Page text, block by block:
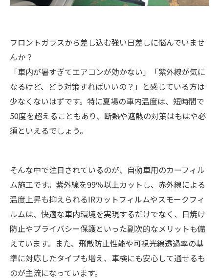
フロントガラスから差し込む強い日差しに悩んでいませ
んか？
「車内が暑すぎてエアコンが効かない」「紫外線が気に
なるけど、どう対策すればいいの？」と感じている方は
少なくないはずです。特に夏場の車内温度は、短時間で
50度を超えることもあり、断熱や遮熱の対策はもはや必
須といえるでしょう。
そんな中で注目されているのが、自動車用のカーフィル
ム施工です。紫外線を99％以上カットし、赤外線による
温度上昇も抑えられるIRカットフィルムやスモークフィ
ルムは、快適な車内環境を実現するだけでなく、日焼け
防止やプライバシー保護といった副次的なメリットも備
えています。また、飛散防止性能や可視光線透過率の基
準に対応したタイプも増え、車検にも安心して通せるも
のが主流になっています。